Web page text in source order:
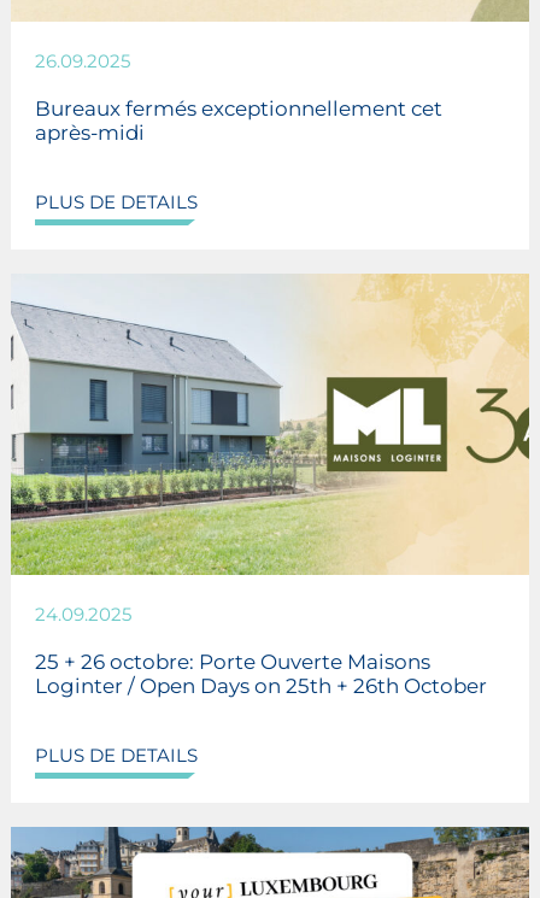
26.09.2025
Bureaux fermés exceptionnellement cet
après-midi
PLUS DE DETAILS
24.09.2025
25 + 26 octobre: Porte Ouverte Maisons
Loginter / Open Days on 25th + 26th October
PLUS DE DETAILS